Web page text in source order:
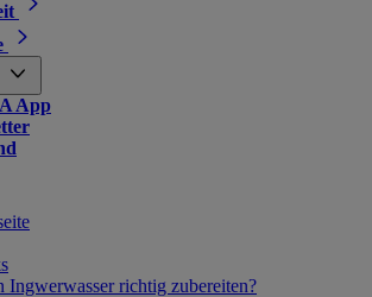
App
Ingwerwasser richtig zubereiten?